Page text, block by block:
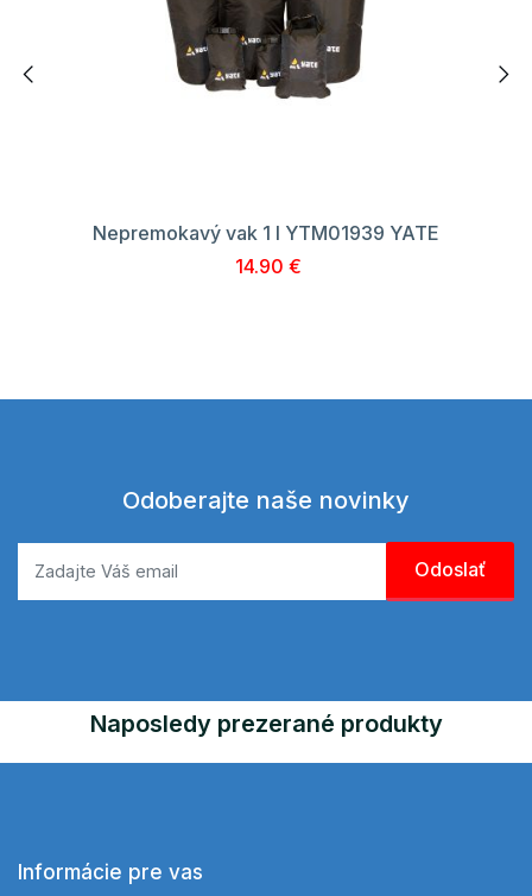
Nepremokavý vak 1 l YTM01939 YATE
14.90 €
Odoberajte naše novinky
Naposledy prezerané produkty
Informácie pre vas